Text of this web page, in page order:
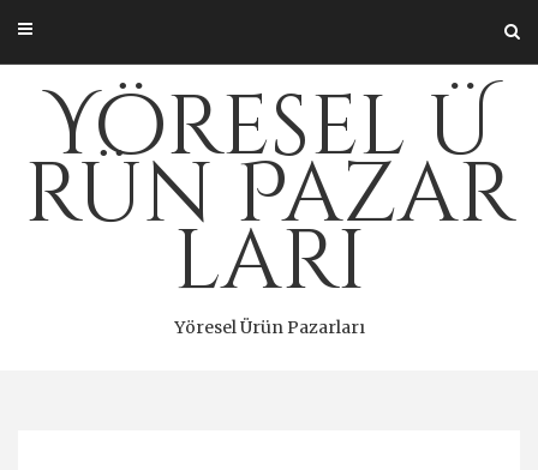
content
Yöresel Ü
rün Pazar
ları
Yöresel Ürün Pazarları